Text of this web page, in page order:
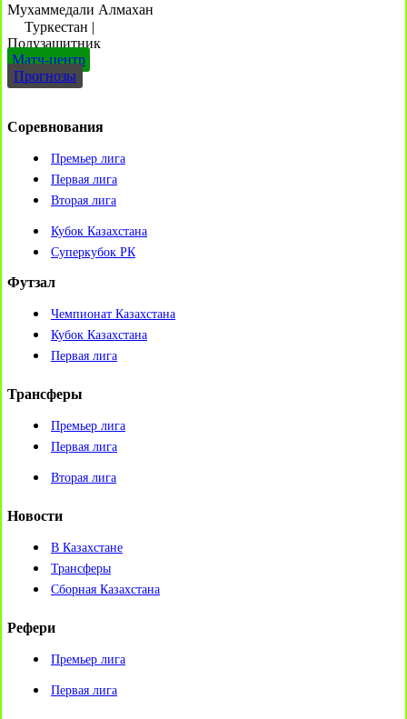
Мухаммедали Алмахан
Туркестан |
Полузащитник
Матч-центр
Прогнозы
Соревнования
Премьер лига
Первая лига
Вторая лига
Кубок Казахстана
Суперкубок РК
Футзал
Чемпионат Казахстана
Кубок Казахстана
Первая лига
Трансферы
Премьер лига
Первая лига
Вторая лига
Новости
В Казахстане
Трансферы
Сборная Казахстана
Рефери
Премьер лига
Первая лига